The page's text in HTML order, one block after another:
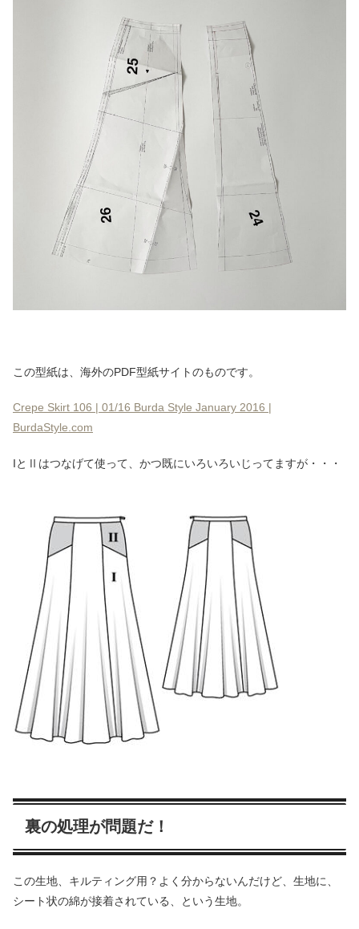
この型紙は、海外のPDF型紙サイトのものです。
Crepe Skirt 106 | 01/16 Burda Style January 2016 |
BurdaStyle.com
IとⅡはつなげて使って、かつ既にいろいろいじってますが・・・
裏の処理が問題だ！
この生地、キルティング用？よく分からないんだけど、生地に、
シート状の綿が接着されている、という生地。